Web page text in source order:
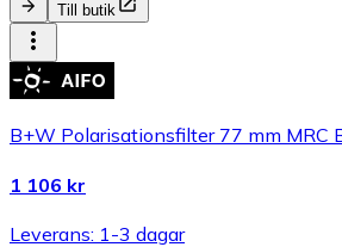
Till butik
B+W Polarisationsfilter 77 mm MRC
1 106 kr
Leverans: 1-3 dagar